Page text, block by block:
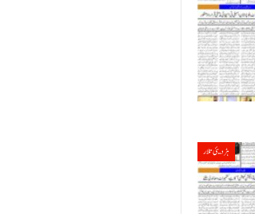
ہڑدیئی تلار